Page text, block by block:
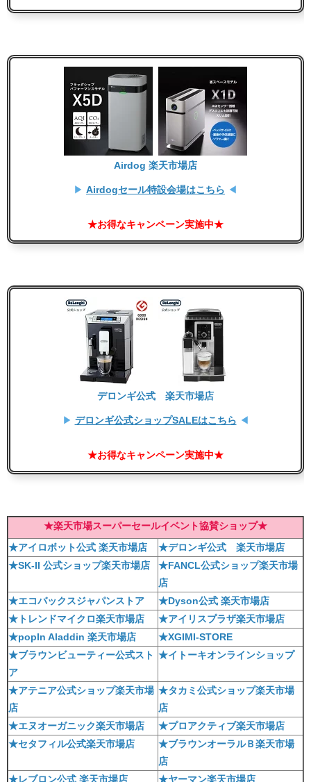
Airdog 楽天市場店
▶ Airdogセール特設会場はこちら ◀
★お得なキャンペーン実施中★
デロンギ公式 楽天市場店
▶ デロンギ公式ショップSALEはこちら ◀
★お得なキャンペーン実施中★
★楽天市場スーパーセールイベント協賛ショップ★
★アイロボット公式 楽天市場店
★デロンギ公式 楽天市場店
★SK-II 公式ショップ楽天市場店
★FANCL公式ショップ楽天市場
店
★エコバックスジャパンストア
★Dyson公式 楽天市場店
★トレンドマイクロ楽天市場店
★アイリスプラザ楽天市場店
★popIn Aladdin 楽天市場店
★XGIMI-STORE
★ブラウンビューティー公式スト
ア
★イトーキオンラインショップ
★アテニア公式ショップ楽天市場
店
★タカミ公式ショップ楽天市場
店
★エヌオーガニック楽天市場店
★プロアクティブ楽天市場店
★セタフィル公式楽天市場店
★ブラウンオーラルＢ楽天市場
店
★レブロン公式 楽天市場店
★ヤーマン楽天市場店